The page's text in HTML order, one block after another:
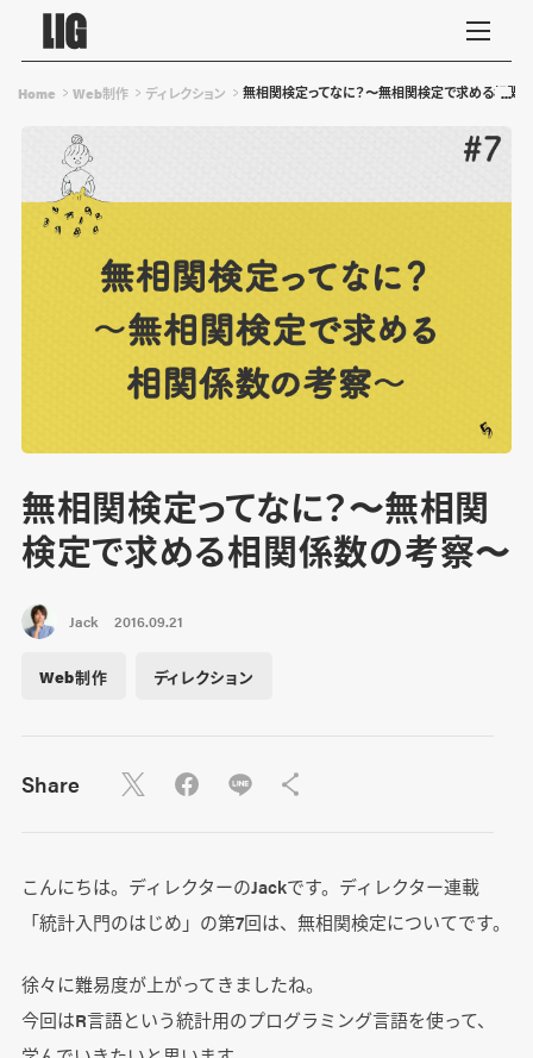
Home Web制作 ディレクション 無相関検定ってなに？〜無相関検定で求める相関
無相関検定ってなに？〜無相関
検定で求める相関係数の考察〜
Jack 2016.09.21
Web制作 ディレクション
Share
こんにちは。ディレクターのJackです。ディレクター連載
「統計入門のはじめ」の第7回は、無相関検定についてです。
徐々に難易度が上がってきましたね。
今回はR言語という統計用のプログラミング言語を使って、